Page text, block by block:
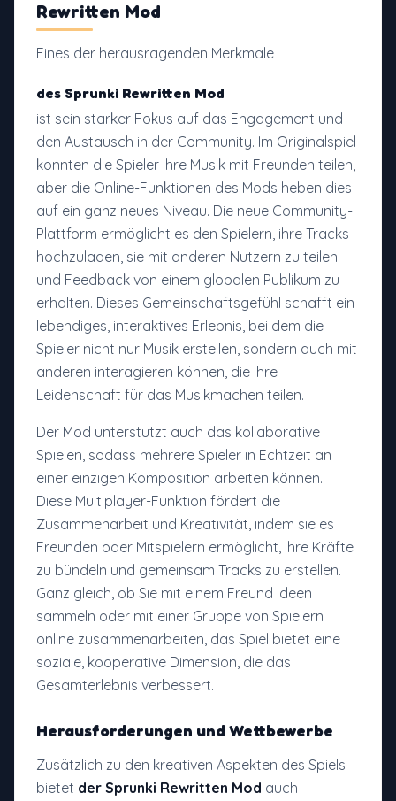
Rewritten Mod
Eines der herausragenden Merkmale
des Sprunki Rewritten Mod
ist sein starker Fokus auf das Engagement und
den Austausch in der Community. Im Originalspiel
konnten die Spieler ihre Musik mit Freunden teilen,
aber die Online-Funktionen des Mods heben dies
auf ein ganz neues Niveau. Die neue Community-
Plattform ermöglicht es den Spielern, ihre Tracks
hochzuladen, sie mit anderen Nutzern zu teilen
und Feedback von einem globalen Publikum zu
erhalten. Dieses Gemeinschaftsgefühl schafft ein
lebendiges, interaktives Erlebnis, bei dem die
Spieler nicht nur Musik erstellen, sondern auch mit
anderen interagieren können, die ihre
Leidenschaft für das Musikmachen teilen.
Der Mod unterstützt auch das kollaborative
Spielen, sodass mehrere Spieler in Echtzeit an
einer einzigen Komposition arbeiten können.
Diese Multiplayer-Funktion fördert die
Zusammenarbeit und Kreativität, indem sie es
Freunden oder Mitspielern ermöglicht, ihre Kräfte
zu bündeln und gemeinsam Tracks zu erstellen.
Ganz gleich, ob Sie mit einem Freund Ideen
sammeln oder mit einer Gruppe von Spielern
online zusammenarbeiten, das Spiel bietet eine
soziale, kooperative Dimension, die das
Gesamterlebnis verbessert.
Herausforderungen und Wettbewerbe
Zusätzlich zu den kreativen Aspekten des Spiels
bietet der Sprunki Rewritten Mod auch